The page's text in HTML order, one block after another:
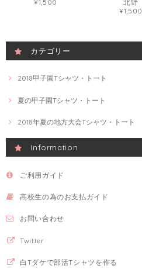
¥1,500
北野
¥1,500
カテゴリー
2018甲子園Tシャツ・トート
夏の甲子園Tシャツ・トート
2018年夏の地方大会Tシャツ・トート
Information
ご利用ガイド
高校生の為のお支払ガイド
お問い合わせ
Twitter
白Tダケで部活Tシャツを作る